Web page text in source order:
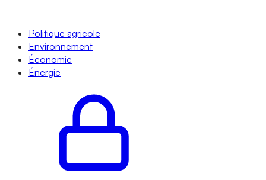
Politique agricole
Environnement
Économie
Énergie